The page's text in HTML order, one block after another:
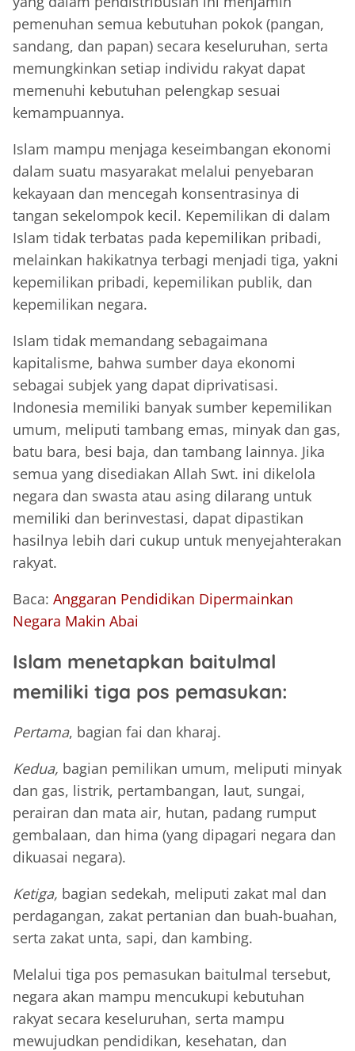
pemenuhan semua kebutuhan pokok (pangan,
sandang, dan papan) secara keseluruhan, serta
memungkinkan setiap individu rakyat dapat
memenuhi kebutuhan pelengkap sesuai
kemampuannya.
Islam mampu menjaga keseimbangan ekonomi
dalam suatu masyarakat melalui penyebaran
kekayaan dan mencegah konsentrasinya di
tangan sekelompok kecil. Kepemilikan di dalam
Islam tidak terbatas pada kepemilikan pribadi,
melainkan hakikatnya terbagi menjadi tiga, yakni
kepemilikan pribadi, kepemilikan publik, dan
kepemilikan negara.
Islam tidak memandang sebagaimana
kapitalisme, bahwa sumber daya ekonomi
sebagai subjek yang dapat diprivatisasi.
Indonesia memiliki banyak sumber kepemilikan
umum, meliputi tambang emas, minyak dan gas,
batu bara, besi baja, dan tambang lainnya. Jika
semua yang disediakan Allah Swt. ini dikelola
negara dan swasta atau asing dilarang untuk
memiliki dan berinvestasi, dapat dipastikan
hasilnya lebih dari cukup untuk menyejahterakan
rakyat.
Baca: Anggaran Pendidikan Dipermainkan
Negara Makin Abai
Islam menetapkan baitulmal
memiliki tiga pos pemasukan:
Pertama, bagian fai dan kharaj.
Kedua, bagian pemilikan umum, meliputi minyak
dan gas, listrik, pertambangan, laut, sungai,
perairan dan mata air, hutan, padang rumput
gembalaan, dan hima (yang dipagari negara dan
dikuasai negara).
Ketiga, bagian sedekah, meliputi zakat mal dan
perdagangan, zakat pertanian dan buah-buahan,
serta zakat unta, sapi, dan kambing.
Melalui tiga pos pemasukan baitulmal tersebut,
negara akan mampu mencukupi kebutuhan
rakyat secara keseluruhan, serta mampu
mewujudkan pendidikan, kesehatan, dan